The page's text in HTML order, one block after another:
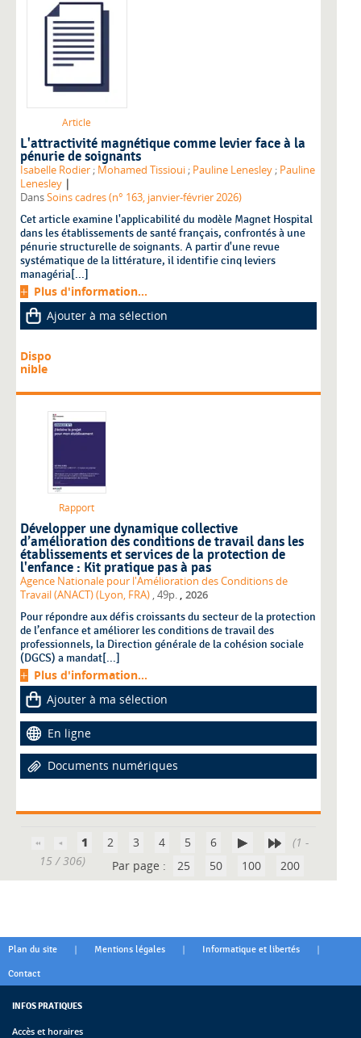
Article
L'attractivité magnétique comme levier face à la
pénurie de soignants
Isabelle Rodier ; Mohamed Tissioui ; Pauline Lenesley ; Pauline
Lenesley |
DansSoins cadres (n° 163, janvier-février 2026)
Cet article examine l'applicabilité du modèle Magnet Hospital
dans les établissements de santé français, confrontés à une
pénurie structurelle de soignants. A partir d'une revue
systématique de la littérature, il identifie cinq leviers
managéria[...]
Plus d'information...
Ajouter à ma sélection
Dispo
nible
Rapport
Développer une dynamique collective
d’amélioration des conditions de travail dans les
établissements et services de la protection de
l'enfance : Kit pratique pas à pas
Agence Nationale pour l'Amélioration des Conditions de
Travail (ANACT) (Lyon, FRA) , 49p. , 2026
Pour répondre aux défis croissants du secteur de la protection
de l’enfance et améliorer les conditions de travail des
professionnels, la Direction générale de la cohésion sociale
(DGCS) a mandat[...]
Plus d'information...
Ajouter à ma sélection
En ligne
Documents numériques
1 2 3 4 5 6
15 / 306)
Par page : 25 50 100 200
Plan du site | Mentions légales | Informatique et libertés |
Contact
INFOS PRATIQUES
Accès et horaires